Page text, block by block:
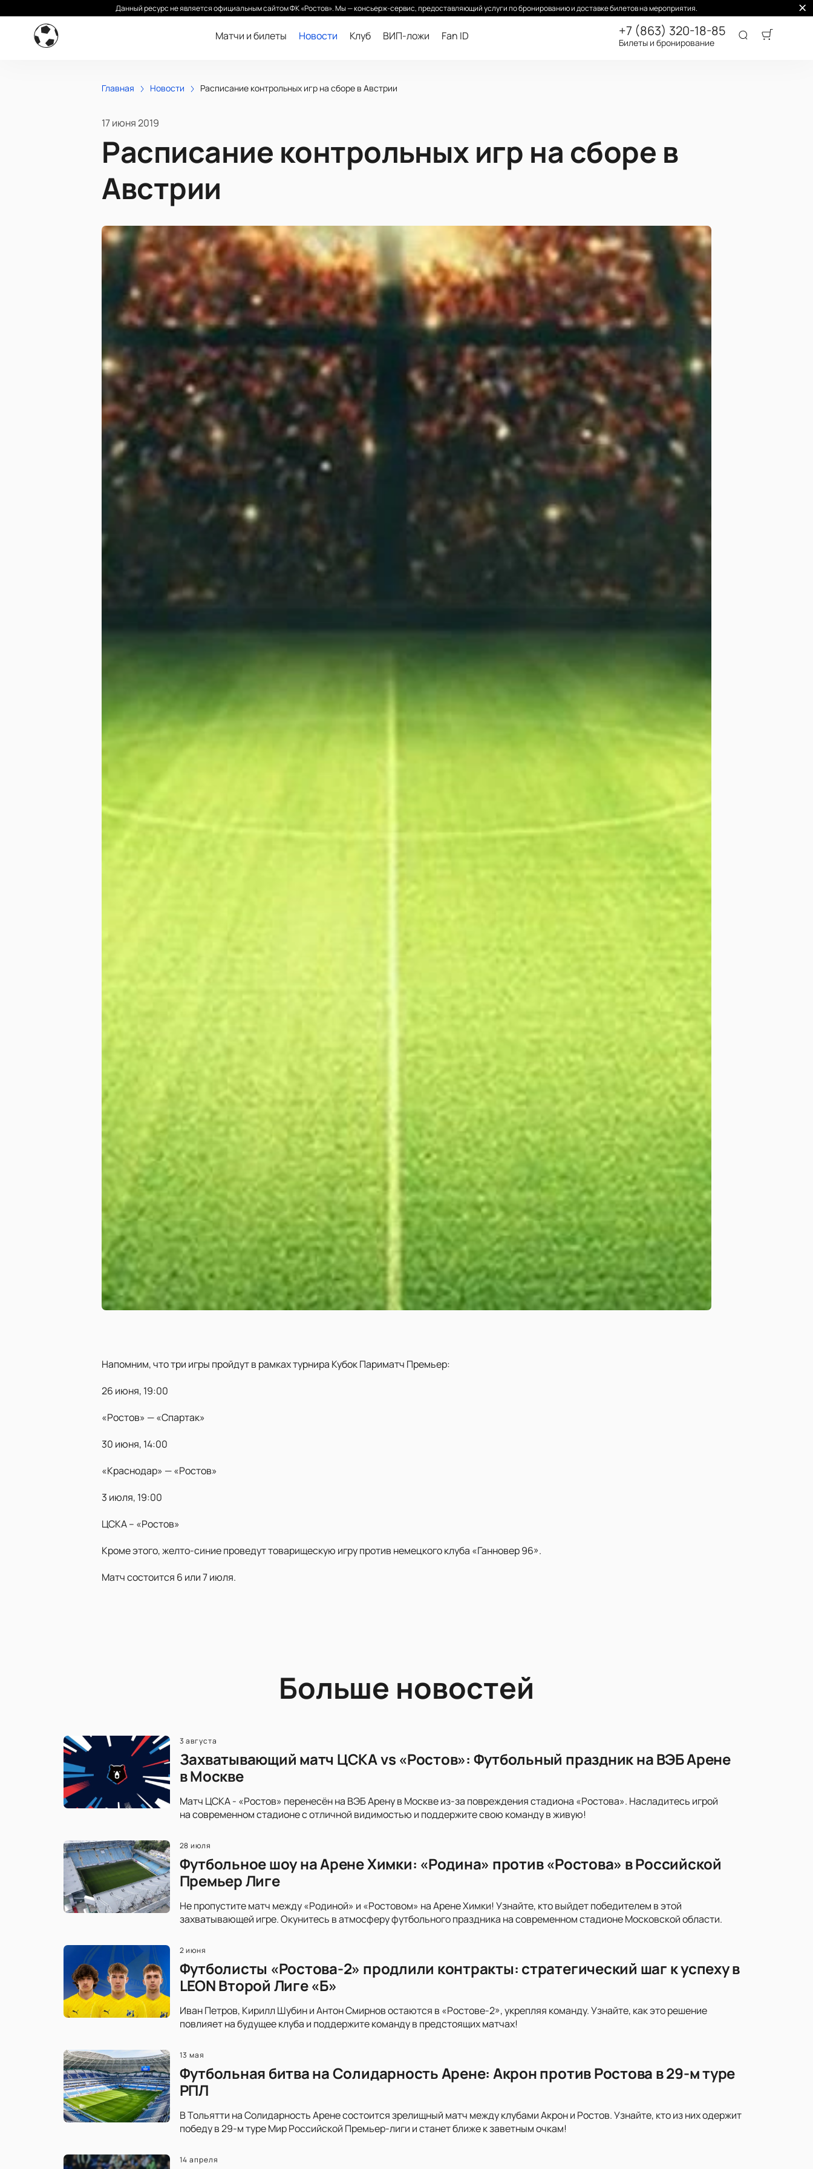
Данный ресурс не является официальным сайтом ФК «Ростов». Мы — консьерж-сервис, предоставляющий услуги по бронированию и доставке билетов на мероприятия.
Матчи и билеты Новости Клуб ВИП-ложи Fan ID +7 (863) 320-18-85
Билеты и бронирование
Главная Новости Расписание контрольных игр на сборе в Австрии
17 июня 2019
Расписание контрольных игр на сборе в
Австрии
Напомним, что три игры пройдут в рамках турнира Кубок Париматч Премьер:
26 июня, 19:00
«Ростов» — «Спартак»
30 июня, 14:00
«Краснодар» — «Ростов»
3 июля, 19:00
ЦСКА – «Ростов»
Кроме этого, желто-синие проведут товарищескую игру против немецкого клуба «Ганновер 96».
Матч состоится 6 или 7 июля.
Больше новостей
3 августа
Захватывающий матч ЦСКА vs «Ростов»: Футбольный праздник на ВЭБ Арене
в Москве
Матч ЦСКА - «Ростов» перенесён на ВЭБ Арену в Москве из-за повреждения стадиона «Ростова». Насладитесь игрой
на современном стадионе с отличной видимостью и поддержите свою команду в живую!
28 июля
Футбольное шоу на Арене Химки: «Родина» против «Ростова» в Российской
Премьер Лиге
Не пропустите матч между «Родиной» и «Ростовом» на Арене Химки! Узнайте, кто выйдет победителем в этой
захватывающей игре. Окунитесь в атмосферу футбольного праздника на современном стадионе Московской области.
2 июня
Футболисты «Ростова-2» продлили контракты: стратегический шаг к успеху в
LEON Второй Лиге «Б»
Иван Петров, Кирилл Шубин и Антон Смирнов остаются в «Ростове-2», укрепляя команду. Узнайте, как это решение
повлияет на будущее клуба и поддержите команду в предстоящих матчах!
13 мая
Футбольная битва на Солидарность Арене: Акрон против Ростова в 29-м туре
РПЛ
В Тольятти на Солидарность Арене состоится зрелищный матч между клубами Акрон и Ростов. Узнайте, кто из них одержит
победу в 29-м туре Мир Российской Премьер-лиги и станет ближе к заветным очкам!
14 апреля